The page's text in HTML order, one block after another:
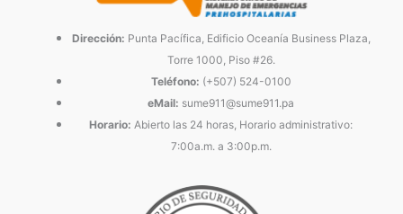
Dirección: Punta Pacífica, Edificio Oceanía Business Plaza,
Torre 1000, Piso #26.
Teléfono: (+507) 524-0100
eMail: sume911@sume911.pa
Horario: Abierto las 24 horas, Horario administrativo:
7:00a.m. a 3:00p.m.